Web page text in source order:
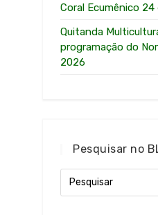
Coral Ecumênico
Quitanda
programação do
2026
Pesquisar no